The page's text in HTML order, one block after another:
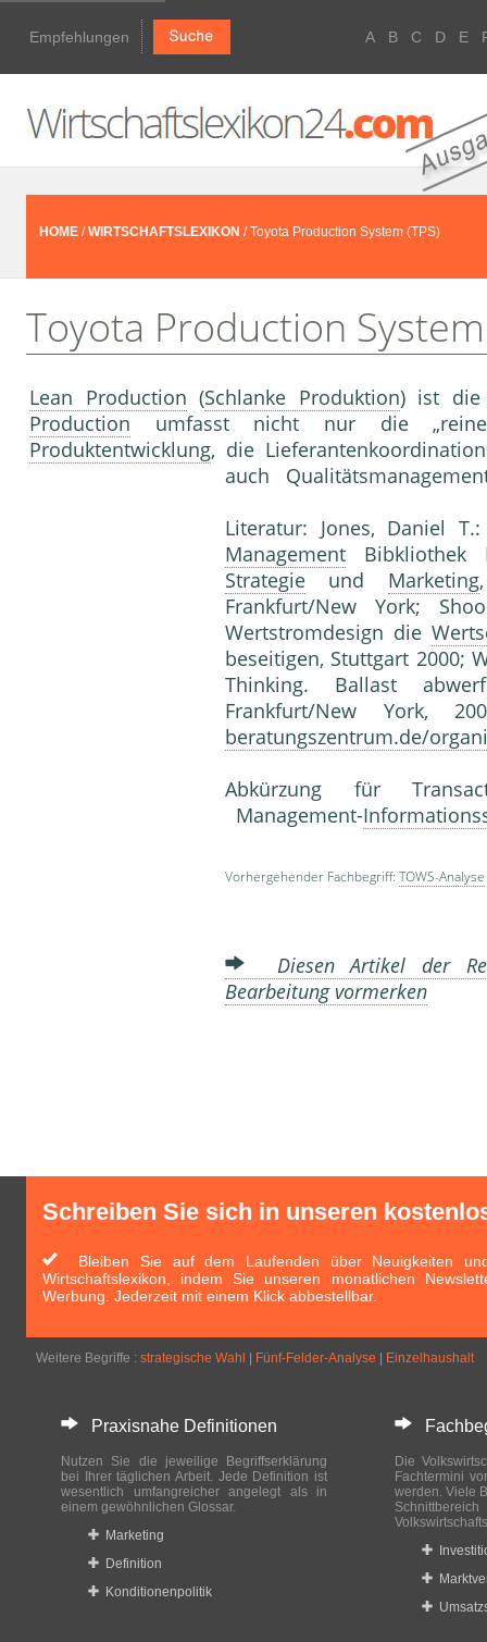
Empfehlungen A B C D E
HOME /WIRTSCHAFTSLEXIKON / Toyota Production System (TPS)
Toyota Production System
Lean Production (Schlanke Produktion) ist die
Production um­fasst nicht nur die „reine
Produktentwicklung, die
auch
Literatur: Jones, Daniel
Management
Strategie und Marketing
Frankfurt/New York;
Wertstromdesign die
beseitigen, Stuttgart 2000;
Thinking. Ballast
Frankfurt/New York,
beratungszentrum.de/
Abkürzung für
Management-
Vorhergehender Fachbegriff: TOWS-Analyse
Diesen Artikel der
Bearbeitung vormerken
Schreiben Sie sich in unseren
Bleiben Sie auf dem Laufenden über Neuigkeiten
Wirtschaftslexikon, indem Sie unseren monatlichen
Werbung. Jederzeit mit einem Klick abbestellbar.
Weitere Begriffe : strategische Wahl Fünf-Felder-Analyse Einzelhaushalt
Praxisnahe Definitionen
Nutzen Sie die jeweilige Begriffserklärung
bei Ihrer täglichen Arbeit. Jede Definition ist
wesentlich umfangreicher angelegt als in
einem gewöhnlichen Glossar.
Marketing
Definition
Konditionenpolitik
Die
Fachtermini
werden. Viele